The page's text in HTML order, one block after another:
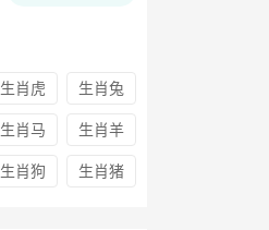
生肖虎 生肖兔
生肖马 生肖羊
生肖狗 生肖猪